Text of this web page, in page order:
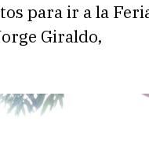
para ir a la
Giraldo,